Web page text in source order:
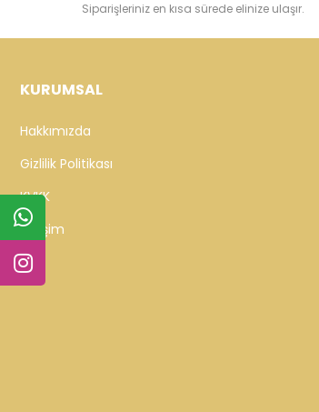
Siparişleriniz en kısa sürede elinize ulaşır.
KURUMSAL
Hakkımızda
Gizlilik Politikası
KVKK
İletişim